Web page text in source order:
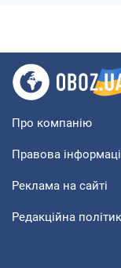
Про компанію
Правова
Реклама на сайті
Редакційна